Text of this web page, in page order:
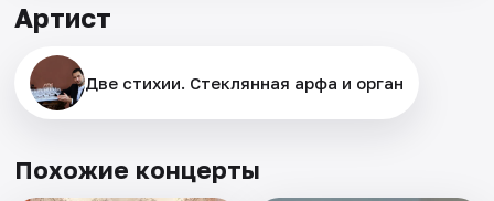
Артист
Две стихии. Стеклянная арфа и орган
Похожие концерты